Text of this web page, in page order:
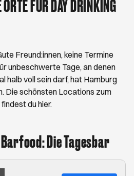
FÜR DAY DRINKING
Freund:innen, keine Termine
unbeschwerte Tage, an denen
halb voll sein darf, hat Hamburg
Die schönsten Locations zum
du hier.
Die Tagesbar